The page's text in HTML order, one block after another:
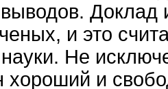
выводов.
и это
Не
и